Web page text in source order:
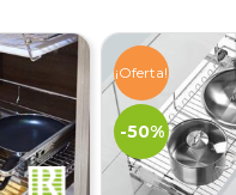
¡Oferta!
-50%